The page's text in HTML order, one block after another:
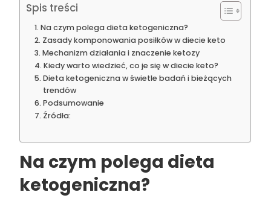
Spis treści
Na czym polega dieta ketogeniczna?
Zasady komponowania posiłków w diecie keto
Mechanizm działania i znaczenie ketozy
Kiedy warto wiedzieć, co je się w diecie keto?
Dieta ketogeniczna w świetle badań i bieżących
trendów
Podsumowanie
Źródła:
Na czym polega dieta
ketogeniczna?